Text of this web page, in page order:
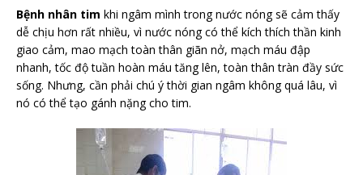
Bệnh nhân tim khi ngâm mình trong nước nóng sẽ cảm thấy
dễ chịu hơn rất nhiều, vì nước nóng có thể kích thích thần kinh
giao cảm, mao mạch toàn thân giãn nở, mạch máu đập
nhanh, tốc độ tuần hoàn máu tăng lên, toàn thân tràn đầy sức
sống. Nhưng, cần phải chú ý thời gian ngâm không quá lâu, vì
nó có thể tạo gánh nặng cho tim.